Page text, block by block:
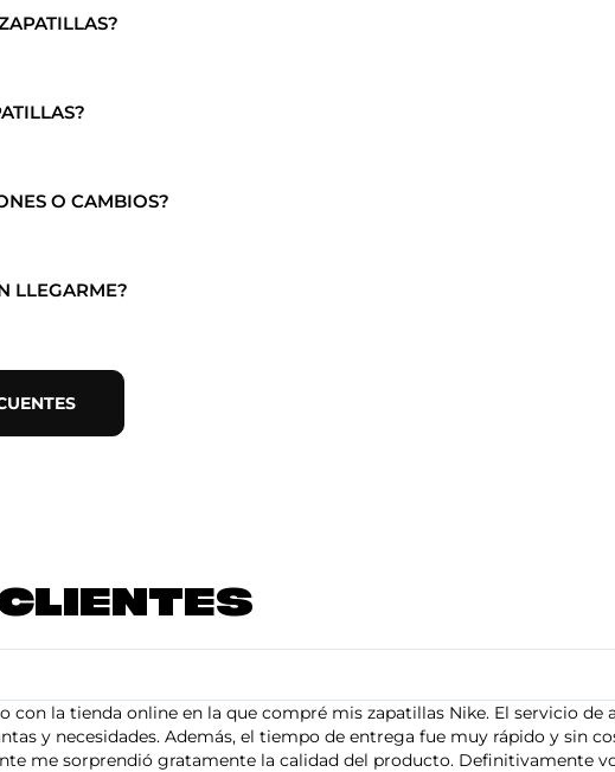
O CAMBIOS?
LLEGARME?
con la tienda online en la que compré mis zapatillas Nike. El servicio de
y necesidades. Además, el tiempo de entrega fue muy rápido y sin
me sorprendió gratamente la calidad del producto. Definitivamente